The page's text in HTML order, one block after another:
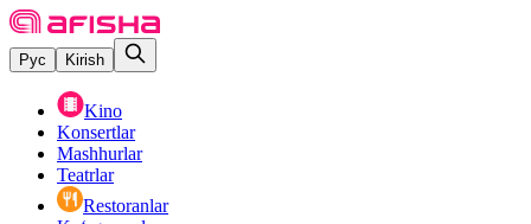
Рус Kirish
Kino
Konsertlar
Mashhurlar
Teatrlar
Restoranlar